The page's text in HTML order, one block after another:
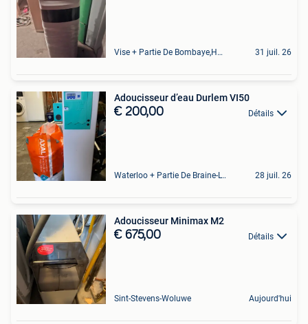
Vise + Partie De Bombaye,Hac- Court, Hermalle-Ss-Argenteau 31 juil. 26
Adoucisseur d’eau Durlem VI50
€ 200,00 Détails
Waterloo + Partie De Braine-L'Alleud, De Ohain 28 juil. 26
Adoucisseur Minimax M2
€ 675,00 Détails
Sint-Stevens-Woluwe Aujourd'hui